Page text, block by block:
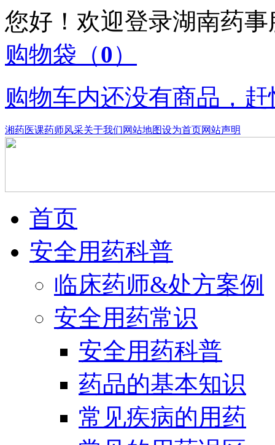
您好！欢迎登录湖南药
购物袋 （0）
购物车内还没有商品，
湘药医课药师风采关于我们网站地图设为首页网站声明
首页
安全用药科普
临床药师&处方案例
安全用药常识
安全用药科普
药品的基本知识
常见疾病的用药